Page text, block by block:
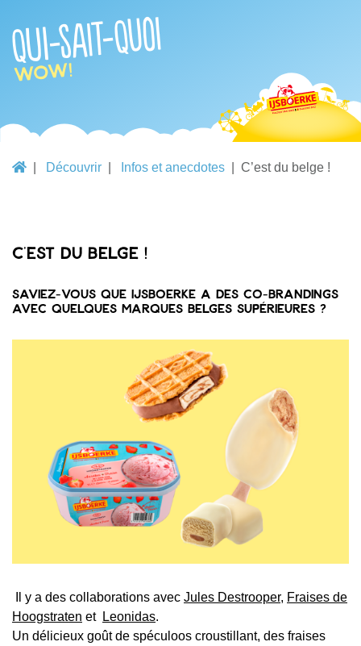
Qui-sait-quoi
Wow!
Découvrir Infos et anecdotes C’est du belge !
C’est du belge !
Saviez-vous que IJsboerke a des co-brandings
avec quelques marques belges supérieures ?
Il y a des collaborations avec Jules Destrooper, Fraises de
Hoogstraten et Leonidas.
Un délicieux goût de spéculoos croustillant, des fraises